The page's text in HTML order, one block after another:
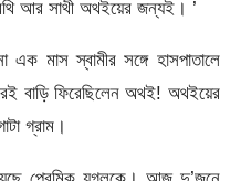
আর সাথী অথইয়ের জন্যই। ’
মাস স্বামীর সঙ্গে হাসপাতালে
বাড়ি ফিরেছিলেন অথই! অথইয়ের
গ্রাম।